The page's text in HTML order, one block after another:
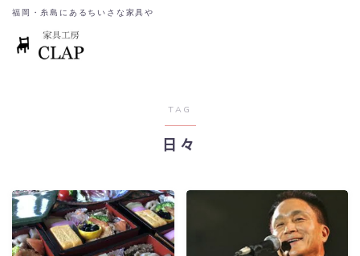
福岡・糸島にあるちいさな家具や
TAG
日々